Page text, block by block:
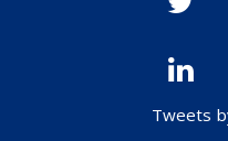
Tweets